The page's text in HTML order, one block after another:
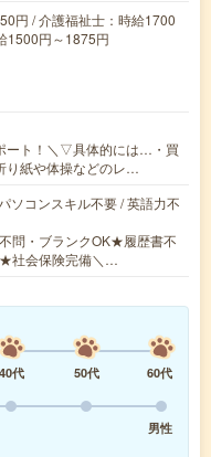
円 / 介護福祉士：時給1700
1500円～1875円
ート！＼▽具体的には…・買
り紙や体操などのレ…
ソコンスキル不要 / 英語力不
問・ブランクOK★履歴書不
★社会保険完備＼…
40代 50代
60代
男性